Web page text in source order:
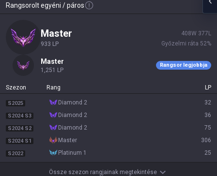
Rangsorolt egyéni / páros
master
933 LP
408W 377 L
Győzelmi ráta 52%
master
1,251 LP
Rangsor legjobbja
Szezon Rang LP
S2025 diamond 2 32
S2024 S3 diamond 2 36
S2024 S2 diamond 2 75
S2024 S1 master 306
S2022 platinum 1 25
Össze szezon rangjainak megtekintése